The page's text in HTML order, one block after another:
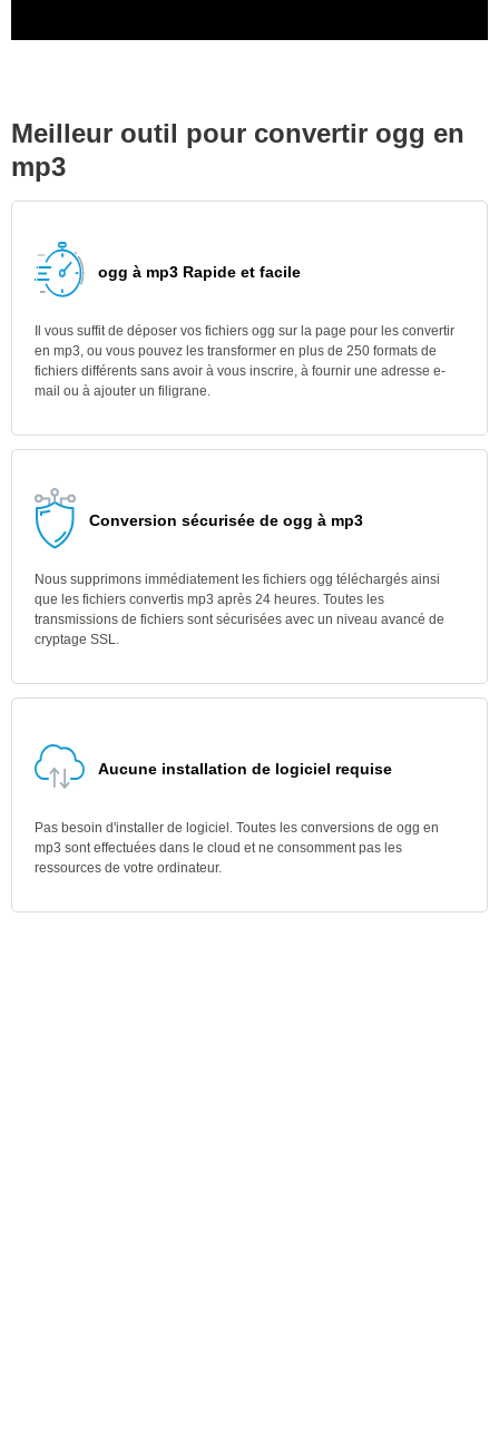
Meilleur outil pour convertir ogg en
mp3
ogg à mp3 Rapide et facile
Il vous suffit de déposer vos fichiers ogg sur la page pour les convertir
en mp3, ou vous pouvez les transformer en plus de 250 formats de
fichiers différents sans avoir à vous inscrire, à fournir une adresse e-
mail ou à ajouter un filigrane.
Conversion sécurisée de ogg à mp3
Nous supprimons immédiatement les fichiers ogg téléchargés ainsi
que les fichiers convertis mp3 après 24 heures. Toutes les
transmissions de fichiers sont sécurisées avec un niveau avancé de
cryptage SSL.
Aucune installation de logiciel requise
Pas besoin d'installer de logiciel. Toutes les conversions de ogg en
mp3 sont effectuées dans le cloud et ne consomment pas les
ressources de votre ordinateur.